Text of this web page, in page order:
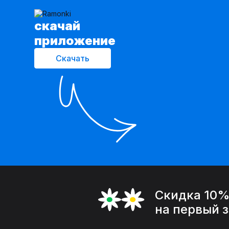
cкачай
приложение
Скачать
Скидка 10%
на первый